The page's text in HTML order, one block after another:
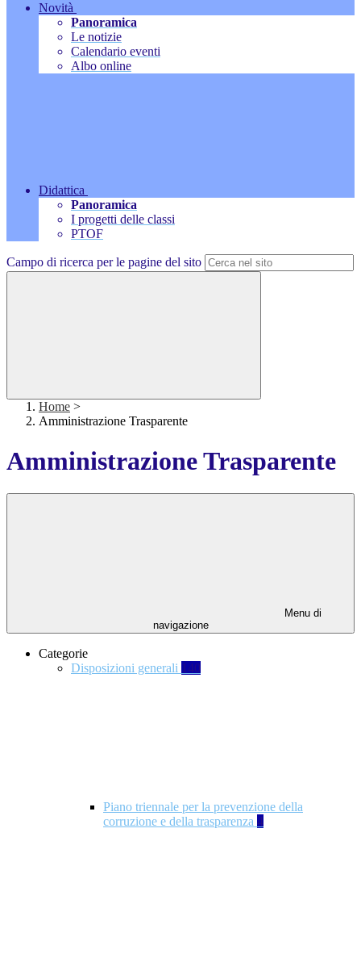
Novità
Panoramica
Le notizie
Calendario eventi
Albo online
Didattica
Panoramica
I progetti delle classi
PTOF
Campo di ricerca per le pagine del sito
Home >
Amministrazione Trasparente
Amministrazione Trasparente
Menu di
navigazione
Categorie
Disposizioni generali 140
Piano triennale per la prevenzione della
corruzione e della trasparenza 4